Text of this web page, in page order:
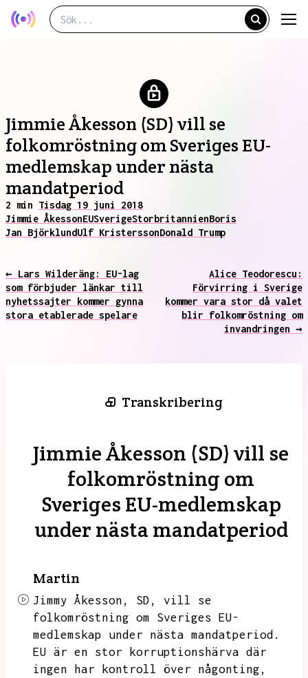
Jimmie Åkesson (SD) vill se
folkomröstning om Sveriges EU-
medlemskap under nästa
mandatperiod
2 min Tisdag 19 juni 2018
Jimmie ÅkessonEUSverigeStorbritannienBoris
Jan BjörklundUlf KristerssonDonald Trump
← Lars Wilderäng: EU-lag
som förbjuder länkar till
nyhetssajter kommer gynna
stora etablerade spelare
Alice Teodorescu:
Förvirring i Sverige
kommer vara stor då valet
blir folkomröstning om
invandringen →
Transkribering
Jimmie Åkesson (SD) vill se
folkomröstning om
Sveriges EU-medlemskap
under nästa mandatperiod
Martin
Jimmy Åkesson, SD,
vill se
folkomröstning om Sveriges EU-
medlemskap under nästa mandatperiod.
EU är en stor korruptionshärva där
ingen har kontroll över någonting,